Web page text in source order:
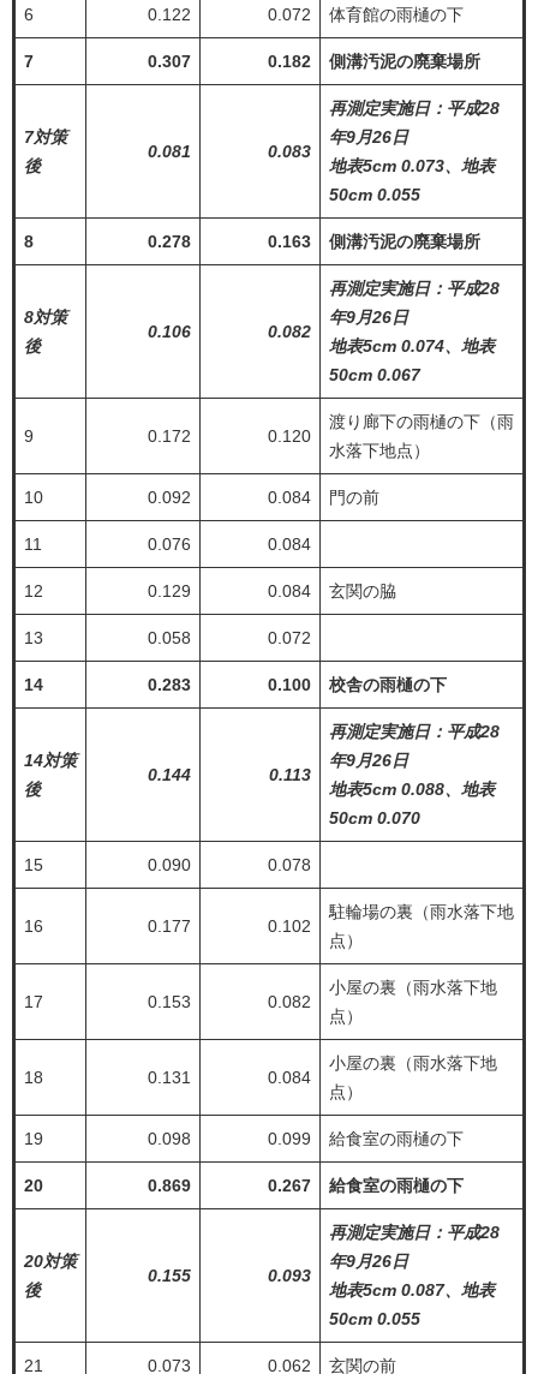
6 0.122 0.072 体育館の雨樋の下
7 0.307 0.182 側溝汚泥の廃棄場所
7対策
後
0.081 0.083
再測定実施日：平成28
年9月26日
地表5cm 0.073、地表
50cm 0.055
8 0.278 0.163 側溝汚泥の廃棄場所
8対策
後
0.106 0.082
再測定実施日：平成28
年9月26日
地表5cm 0.074、地表
50cm 0.067
9 0.172 0.120
渡り廊下の雨樋の下（雨
水落下地点）
10 0.092 0.084 門の前
11 0.076 0.084
12 0.129 0.084 玄関の脇
13 0.058 0.072
14 0.283 0.100 校舎の雨樋の下
14対策
後
0.144 0.113
再測定実施日：平成28
年9月26日
地表5cm 0.088、地表
50cm 0.070
15 0.090 0.078
16 0.177 0.102
駐輪場の裏（雨水落下地
点）
17 0.153 0.082
小屋の裏（雨水落下地
点）
18 0.131 0.084
小屋の裏（雨水落下地
点）
19 0.098 0.099 給食室の雨樋の下
20 0.869 0.267 給食室の雨樋の下
20対策
後
0.155 0.093
再測定実施日：平成28
年9月26日
地表5cm 0.087、地表
50cm 0.055
21 0.073 0.062 玄関の前